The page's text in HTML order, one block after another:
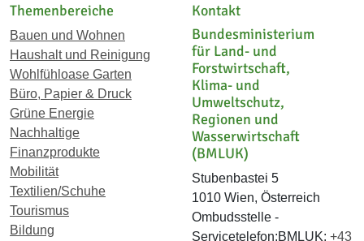
Themenbereiche
Bauen und Wohnen
Haushalt und Reinigung
Wohlfühloase Garten
Büro, Papier & Druck
Grüne Energie
Nachhaltige
Finanzprodukte
Mobilität
Textilien/Schuhe
Tourismus
Bildung
Kontakt
Bundesministerium
für Land- und
Forstwirtschaft,
Klima- und
Umweltschutz,
Regionen und
Wasserwirtschaft
(BMLUK)
Stubenbastei 5
1010 Wien, Österreich
Ombudsstelle -
Servicetelefon:BMLUK: +43